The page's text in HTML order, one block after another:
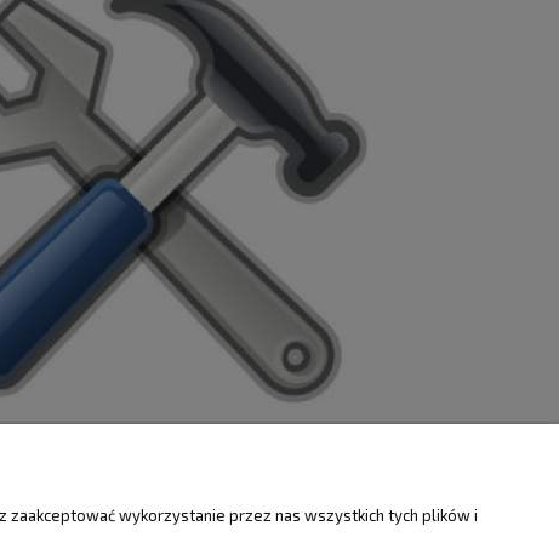
O FIRMIE
wykorzystanie przez nas wszystkich tych plików i